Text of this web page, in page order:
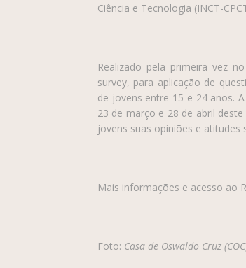
Ciência e Tecnologia (INCT-
Realizado pela primeira vez
survey, para aplicação de
de jovens entre 15 e 24 anos.
23 de março e 28 de abril
jovens suas opiniões e atitudes
Mais informações e acesso ao
Foto: Casa de Oswaldo Cruz